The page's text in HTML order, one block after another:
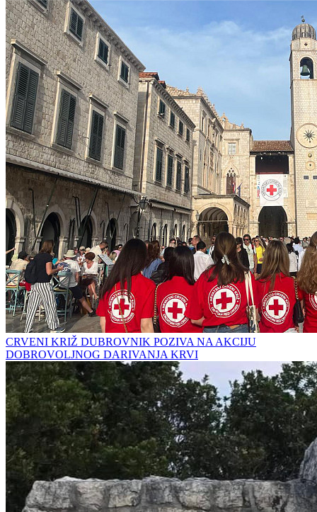
CRVENI KRIŽ DUBROVNIK POZIVA NA AKCIJU
DOBROVOLJNOG DARIVANJA KRVI